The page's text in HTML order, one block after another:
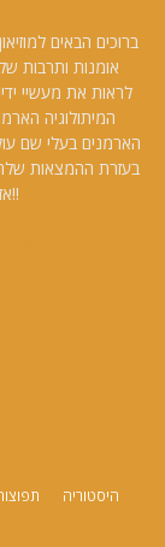
ברוכים הבאים
אומנות ותרבות
לראות את מעשיי
המיתולוגיה
הארמנים בעלי שם
בעזרת ההמצאות
היסטוריה